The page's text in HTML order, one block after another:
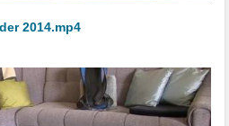
2014.mp4